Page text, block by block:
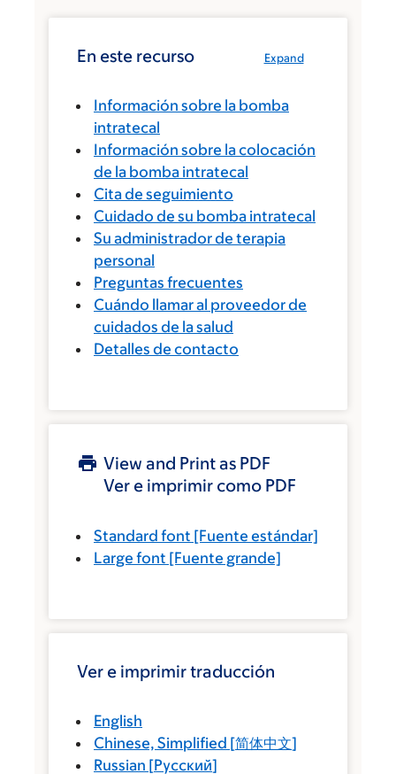
Expand
En este recurso
Información sobre la bomba
intratecal
Información sobre la colocación
de la bomba intratecal
Cita de seguimiento
Cuidado de su bomba intratecal
Su administrador de terapia
personal
Preguntas frecuentes
Cuándo llamar al proveedor de
cuidados de la salud
Detalles de contacto
View and Print as PDF
Ver e imprimir como PDF
Standard font [Fuente estándar]
Large font [Fuente grande]
Ver e imprimir traducción
English
Chinese, Simplified [简体中文]
Russian [Русский]